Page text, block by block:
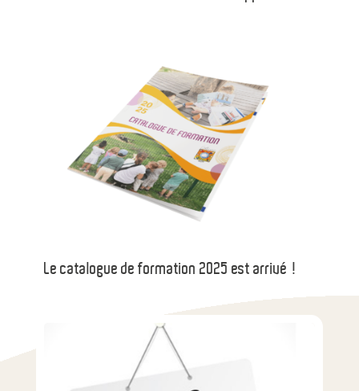
Le catalogue de formation 2025 est arrivé !